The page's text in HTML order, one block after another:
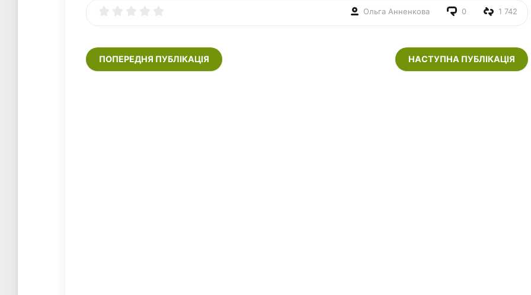
Ольга Анненкова 0 1 742
ПОПЕРЕДНЯ ПУБЛІКАЦІЯ НАСТУПНА ПУБЛІКАЦІЯ